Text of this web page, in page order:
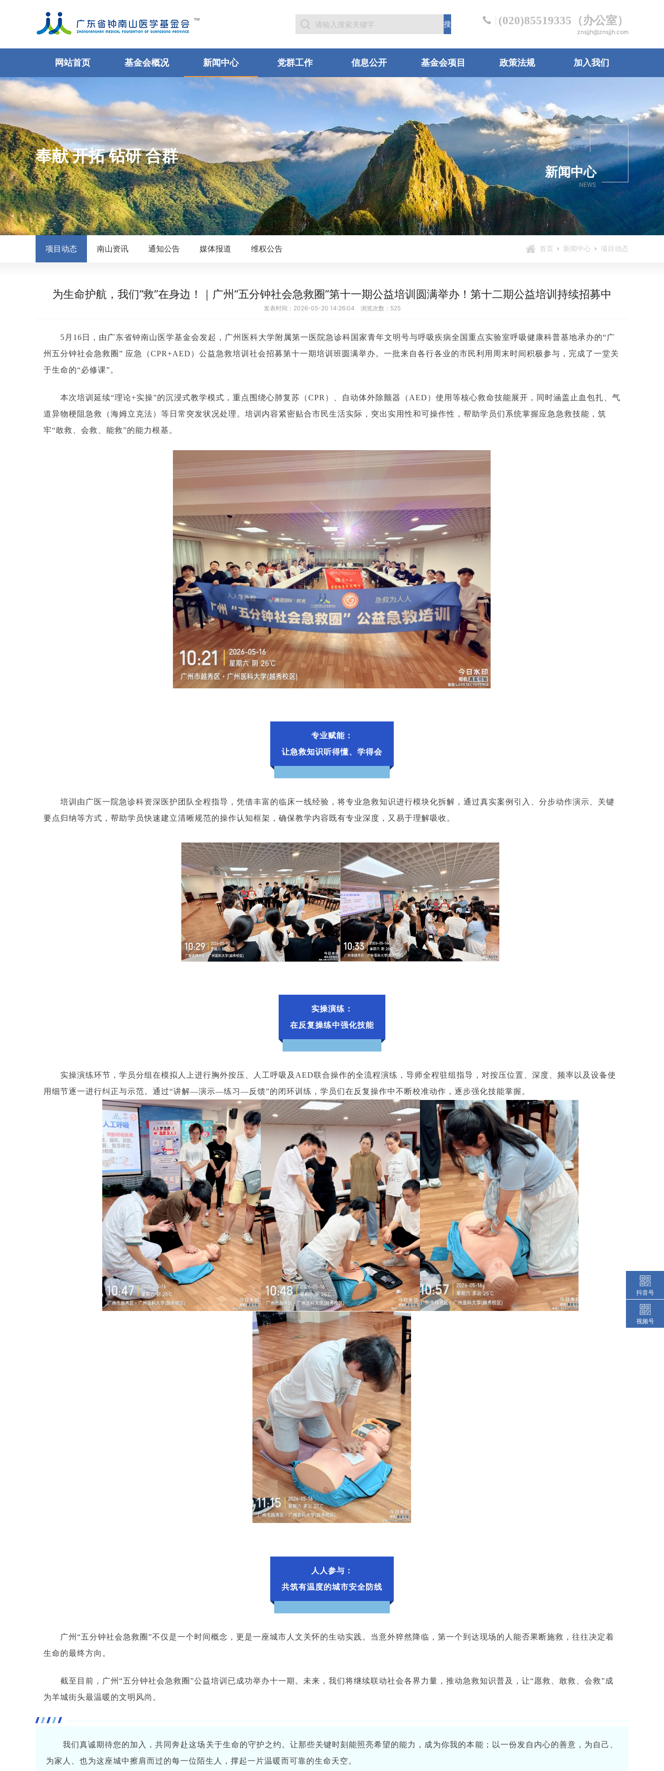
(020)85519335（办公室）
znsjjh@znsjjh.com
网站首页 基金会概况 新闻中心 党群工作 信息公开 基金会项目 政策法规 加入我们
奉献 开拓 钻研 合群
新闻中心
NEWS
项目动态 南山资讯 通知公告 媒体报道 维权公告 首页 新闻中心 项目动态
为生命护航，我们“救”在身边！｜广州“五分钟社会急救圈”第十一期公益培训圆满举办！第十二期公益培训持续招募中
发表时间：2026-05-20 14:26:04 浏览次数：525
5月16日，由广东省钟南山医学基金会发起，广州医科大学附属第一医院急诊科国家青年文明号与呼吸疾病全国重点实验室呼吸健康科普基地承办的“广
州五分钟社会急救圈” 应急（CPR+AED）公益急救培训社会招募第十一期培训班圆满举办。一批来自各行各业的市民利用周末时间积极参与，完成了一堂关
于生命的“必修课”。
本次培训延续“理论+实操”的沉浸式教学模式，重点围绕心肺复苏（CPR）、自动体外除颤器（AED）使用等核心救命技能展开，同时涵盖止血包扎、气
道异物梗阻急救（海姆立克法）等日常突发状况处理。培训内容紧密贴合市民生活实际，突出实用性和可操作性，帮助学员们系统掌握应急急救技能，筑
牢“敢救、会救、能救”的能力根基。
专业赋能：
让急救知识听得懂、学得会
培训由广医一院急诊科资深医护团队全程指导，凭借丰富的临床一线经验，将专业急救知识进行模块化拆解，通过真实案例引入、分步动作演示、关键
要点归纳等方式，帮助学员快速建立清晰规范的操作认知框架，确保教学内容既有专业深度，又易于理解吸收。
实操演练：
在反复操练中强化技能
实操演练环节，学员分组在模拟人上进行胸外按压、人工呼吸及AED联合操作的全流程演练，导师全程驻组指导，对按压位置、深度、频率以及设备使
用细节逐一进行纠正与示范。通过“讲解—演示—练习—反馈”的闭环训练，学员们在反复操作中不断校准动作，逐步强化技能掌握。
人人参与：
共筑有温度的城市安全防线
广州“五分钟社会急救圈”不仅是一个时间概念，更是一座城市人文关怀的生动实践。当意外猝然降临，第一个到达现场的人能否果断施救，往往决定着
生命的最终方向。
截至目前，广州“五分钟社会急救圈”公益培训已成功举办十一期。未来，我们将继续联动社会各界力量，推动急救知识普及，让“愿救、敢救、会救”成
为羊城街头最温暖的文明风尚。
我们真诚期待您的加入，共同奔赴这场关于生命的守护之约。让那些关键时刻能照亮希望的能力，成为你我的本能；以一份发自内心的善意，为自己、
为家人、也为这座城中擦肩而过的每一位陌生人，撑起一片温暖而可靠的生命天空。
抖音号
视频号